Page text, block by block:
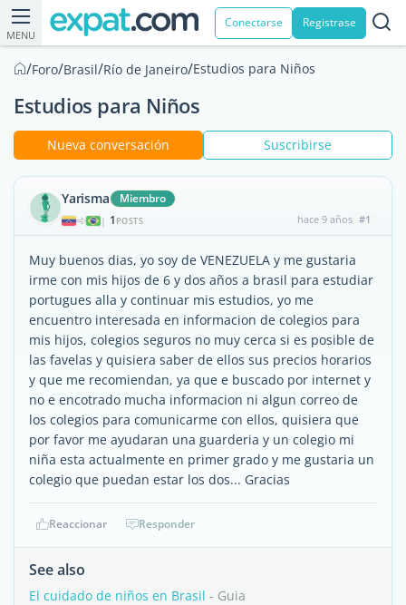
MENU
Conectarse Registrase
/Foro/Brasil/Río de Janeiro/Estudios para Niños
Estudios para Niños
Nueva conversación Suscribirse
Yarisma Miembro
| 1 POSTS hace 9 años #1
Muy buenos dias, yo soy de VENEZUELA y me gustaria
irme con mis hijos de 6 y dos años a brasil para estudiar
portugues alla y continuar mis estudios, yo me
encuentro interesada en informacion de colegios para
mis hijos, colegios seguros no muy cerca si es posible de
las favelas y quisiera saber de ellos sus precios horarios
y que me recomiendan, ya que e buscado por internet y
no e encotrado mucha informacion ni algun correo de
los colegios para comunicarme con ellos, quisiera que
por favor me ayudaran una guarderia y un colegio mi
niña esta actualmente en primer grado y me gustaria un
colegio que puedan estar los dos... Gracias
Reaccionar Responder
See also
El cuidado de niños en Brasil - Guia